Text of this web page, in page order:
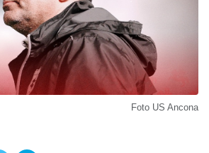
Foto US Ancona